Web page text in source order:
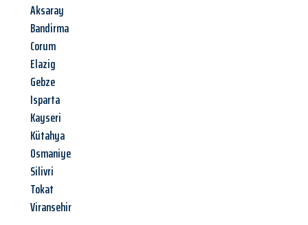
Aksaray
Bandirma
Corum
Elazig
Gebze
Isparta
Kayseri
Kütahya
Osmaniye
Silivri
Tokat
Viransehir